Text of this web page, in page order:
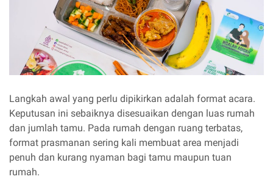
Langkah awal yang perlu dipikirkan adalah format acara.
Keputusan ini sebaiknya disesuaikan dengan luas rumah
dan jumlah tamu. Pada rumah dengan ruang terbatas,
format prasmanan sering kali membuat area menjadi
penuh dan kurang nyaman bagi tamu maupun tuan
rumah.